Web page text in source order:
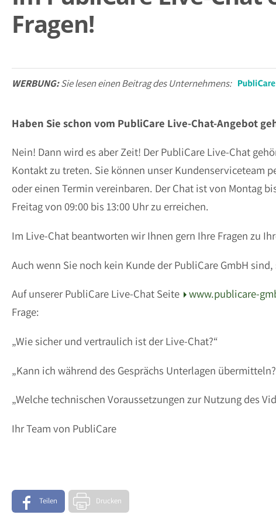
Fragen!
WERBUNG:Sie lesen einen Beitrag des Unternehmens:
Haben Sie schon vom PubliCare Live-Chat-Angebot
Nein! Dann wird es aber Zeit! Der PubliCare Live-Chat
Kontakt zu treten. Sie können unser Kundenserviceteam
oder einen Termin vereinbaren. Der Chat ist von Montag
Freitag von 09:00 bis 13:00 Uhr zu erreichen.
Im Live-Chat beantworten wir Ihnen gern Ihre Fragen zu
Auch wenn Sie noch kein Kunde der PubliCare GmbH
Auf unserer PubliCare Live-Chat Seite www.publicare-
Frage:
„Wie sicher und vertraulich ist der Live-Chat?“
„Kann ich während des Gesprächs Unterlagen
„Welche technischen Voraussetzungen zur Nutzung des
Ihr Team von PubliCare
Teilen Drucken